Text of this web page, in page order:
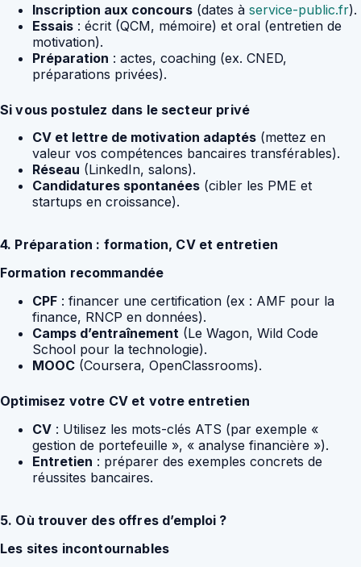
Inscription aux concours (dates à service-public.fr).
Essais : écrit (QCM, mémoire) et oral (entretien de
motivation).
Préparation : actes, coaching (ex. CNED,
préparations privées).
Si vous postulez dans le secteur privé
CV et lettre de motivation adaptés (mettez en
valeur vos compétences bancaires transférables).
Réseau (LinkedIn, salons).
Candidatures spontanées (cibler les PME et
startups en croissance).
4. Préparation : formation, CV et entretien
Formation recommandée
CPF : financer une certification (ex : AMF pour la
finance, RNCP en données).
Camps d’entraînement (Le Wagon, Wild Code
School pour la technologie).
MOOC (Coursera, OpenClassrooms).
Optimisez votre CV et votre entretien
CV : Utilisez les mots-clés ATS (par exemple «
gestion de portefeuille », « analyse financière »).
Entretien : préparer des exemples concrets de
réussites bancaires.
5. Où trouver des offres d’emploi ?
Les sites incontournables